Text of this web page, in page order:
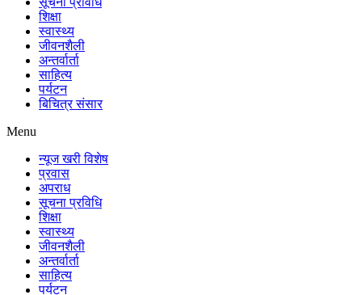
शिक्षा
स्वास्थ्य
जीवनशैली
अन्तर्वार्ता
साहित्य
पर्यटन
बिचित्र संसार
Menu
न्यूज खरी विशेष
प्रवास
अपराध
सूचना प्रविधि
शिक्षा
स्वास्थ्य
जीवनशैली
अन्तर्वार्ता
साहित्य
पर्यटन